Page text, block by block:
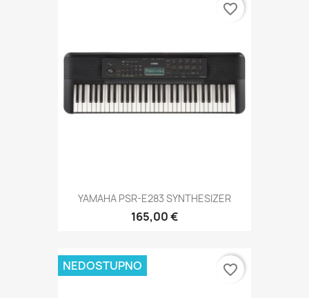
YAMAHA PSR-E283 SYNTHESIZER
165,00 €
favorite_border
NEDOSTUPNO favorite_border